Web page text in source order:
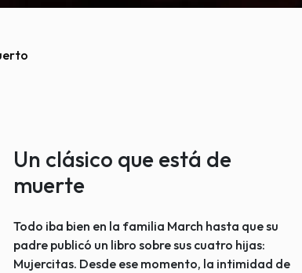
Un clásico que está de
muerte
Todo iba bien en la familia March hasta que su
padre publicó un libro sobre sus cuatro hijas:
Mujercitas. Desde ese momento, la intimidad de